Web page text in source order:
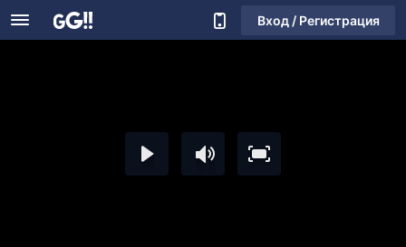
Вход / Регистрация